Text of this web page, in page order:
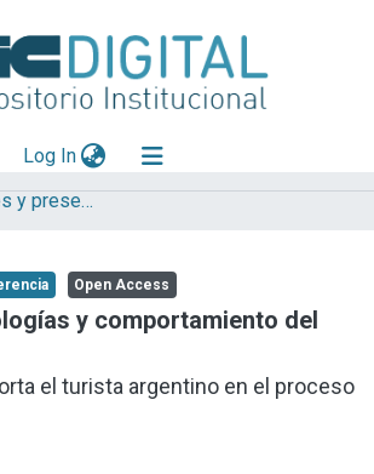
Log In(current)
Artículos, Informes y presentaciones en Congresos LINTA
Open Access
y comportamiento del
el turista argentino en el proceso